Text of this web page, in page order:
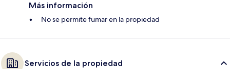
Más información
No se permite fumar en la propiedad
Servicios de la propiedad